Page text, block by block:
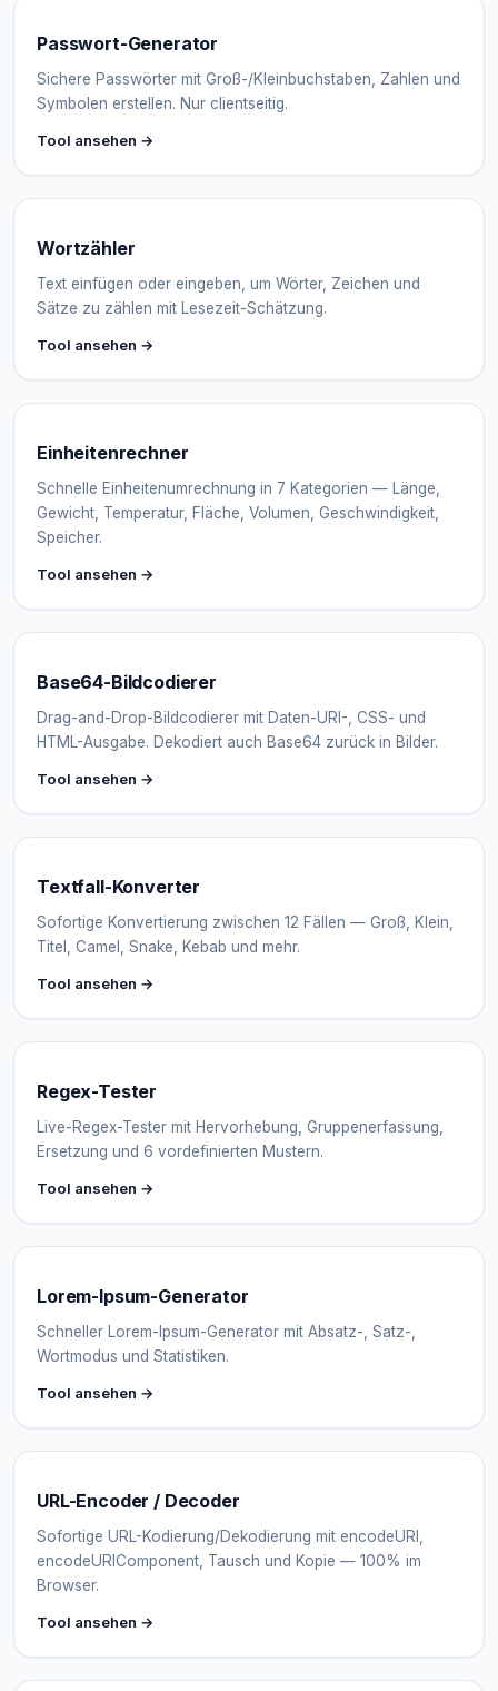
Passwort-Generator
Sichere Passwörter mit Groß-/Kleinbuchstaben, Zahlen und
Symbolen erstellen. Nur clientseitig.
Tool ansehen →
Wortzähler
Text einfügen oder eingeben, um Wörter, Zeichen und
Sätze zu zählen mit Lesezeit-Schätzung.
Tool ansehen →
Einheitenrechner
Schnelle Einheitenumrechnung in 7 Kategorien — Länge,
Gewicht, Temperatur, Fläche, Volumen, Geschwindigkeit,
Speicher.
Tool ansehen →
Base64-Bildcodierer
Drag-and-Drop-Bildcodierer mit Daten-URI-, CSS- und
HTML-Ausgabe. Dekodiert auch Base64 zurück in Bilder.
Tool ansehen →
Textfall-Konverter
Sofortige Konvertierung zwischen 12 Fällen — Groß, Klein,
Titel, Camel, Snake, Kebab und mehr.
Tool ansehen →
Regex-Tester
Live-Regex-Tester mit Hervorhebung, Gruppenerfassung,
Ersetzung und 6 vordefinierten Mustern.
Tool ansehen →
Lorem-Ipsum-Generator
Schneller Lorem-Ipsum-Generator mit Absatz-, Satz-,
Wortmodus und Statistiken.
Tool ansehen →
URL-Encoder / Decoder
Sofortige URL-Kodierung/Dekodierung mit encodeURI,
encodeURIComponent, Tausch und Kopie — 100% im
Browser.
Tool ansehen →